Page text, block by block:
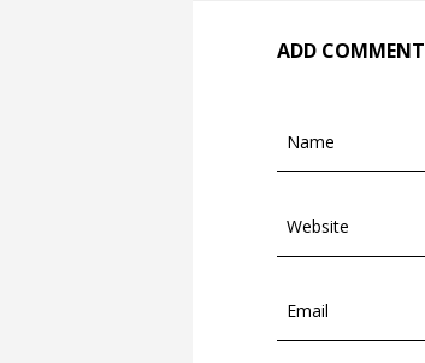
ADD COMMENT